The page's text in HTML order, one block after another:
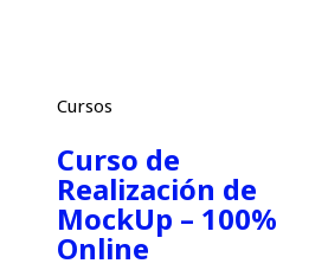
Cursos
Curso de
Realización de
MockUp – 100%
Online